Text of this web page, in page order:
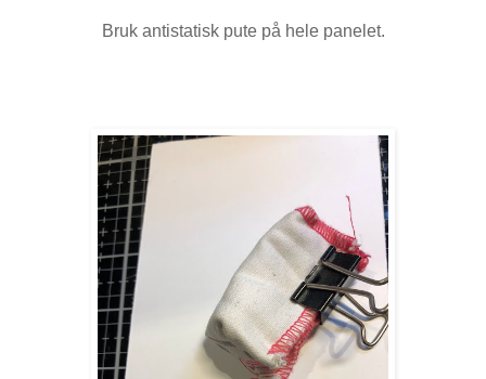
Bruk antistatisk pute på hele panelet.